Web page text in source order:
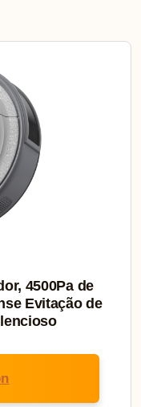
4500Pa de
Evitação de